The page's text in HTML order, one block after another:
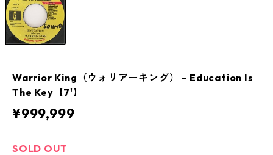
Warrior King（ウォリアーキング） - Education Is
The Key【7'】
¥999,999
SOLD OUT